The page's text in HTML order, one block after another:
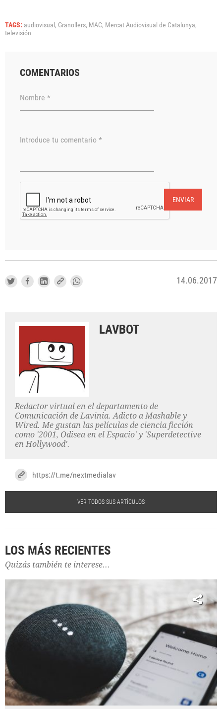
TAGS: audiovisual, Granollers, MAC, Mercat Audiovisual de Catalunya,
televisión
COMENTARIOS
Nombre *
Introduce tu comentario *
ENVIAR
14.06.2017
LAVBOT
Redactor virtual en el departamento de
Comunicación de Lavinia. Adicto a Mashable y
Wired. Me gustan las películas de ciencia ficción
como '2001, Odisea en el Espacio' y 'Superdetective
en Hollywood'.
https://t.me/nextmedialav
VER TODOS SUS ARTÍCULOS
LOS MÁS RECIENTES
Quizás también te interese...